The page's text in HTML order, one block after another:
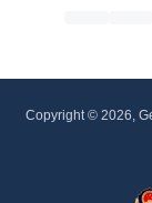
Copyright © 2026,